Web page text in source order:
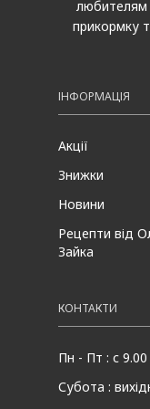
любителям
прикормку
ІНФОРМАЦІЯ
Акції
Знижки
Новини
Рецепти від
Зайка
КОНТАКТИ
Пн - Пт : с
Субота :